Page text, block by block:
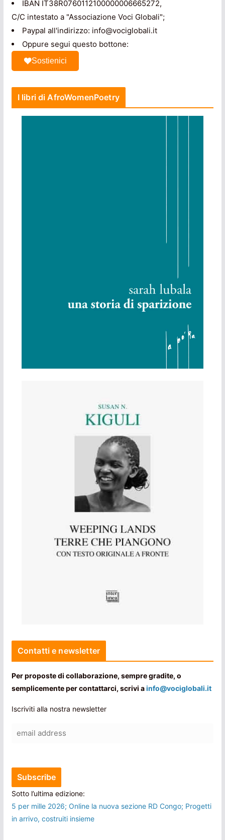
IBAN IT38R0760112100000006665272,
C/C intestato a "Associazione Voci Globali";
Paypal all'indirizzo: info@vociglobali.it
Oppure segui questo bottone:
Sostienici
I libri di AfroWomenPoetry
Contatti e newsletter
Per proposte di collaborazione, sempre gradite, o
semplicemente per contattarci, scrivi ainfo@vociglobali.it
Iscriviti alla nostra newsletter
Sotto l’ultima edizione:
5 per mille 2026; Online la nuova sezione RD Congo; Progetti
in arrivo, costruiti insieme